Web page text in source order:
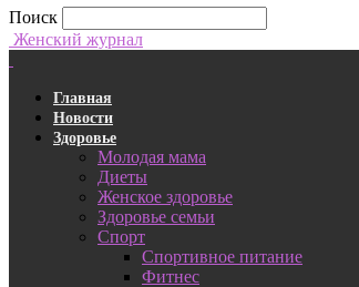
Поиск
Женский журнал
Главная
Новости
Здоровье
Молодая мама
Диеты
Женское здоровье
Здоровье семьи
Спорт
Спортивное питание
Фитнес